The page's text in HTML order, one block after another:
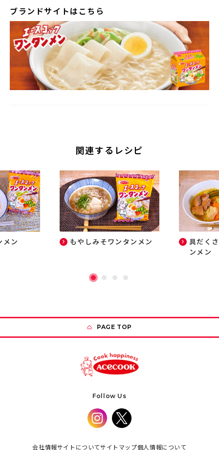
ブランドサイトはこちら
関連するレシピ
メン もやしみそワンタンメン
具だく
ンメン
PAGE TOP
Follow Us
会社情報サイトについてサイトマップ個人情報について